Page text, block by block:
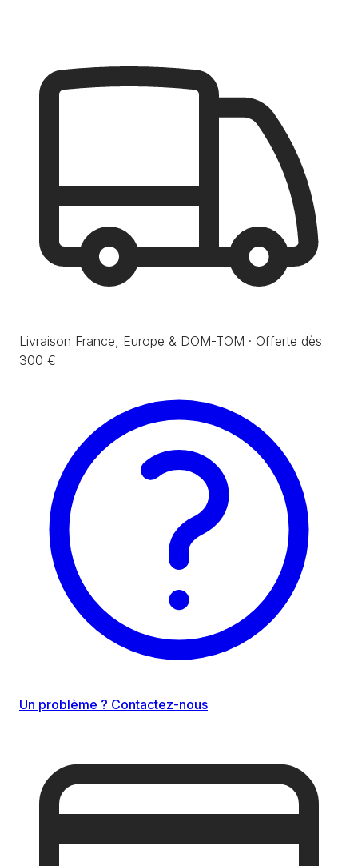
Livraison France, Europe & DOM-TOM · Offerte dès
300 €
Un problème ? Contactez-nous